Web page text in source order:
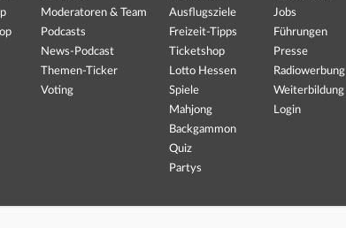
Moderatoren & Team
Podcasts
News-Podcast
Themen-Ticker
Voting
Ausflugsziele
Freizeit-Tipps
Ticketshop
Lotto Hessen
Spiele
Mahjong
Backgammon
Quiz
Partys
Jobs
Führungen
Presse
Radiowerbung
Weiterbildung
Login